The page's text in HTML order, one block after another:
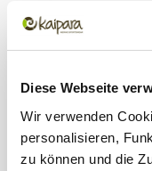
Diese Webseite
Wir verwenden
personalisieren,
zu können und die
Einsatzbereich
Zubehör